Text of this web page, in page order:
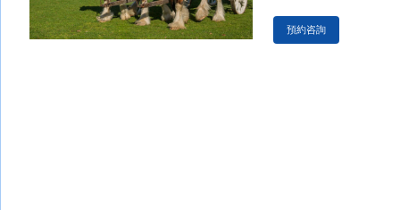
大學，學習分享交流，
預約咨詢